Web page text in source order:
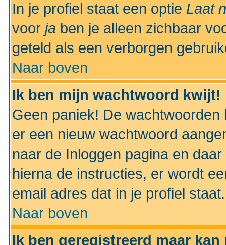
In je profiel staat een optie Laat
voor ja ben je alleen zichbaar
geteld als een verborgen
Naar boven
Ik ben mijn wachtwoord kwijt!
Geen paniek! De
er een nieuw wachtwoord
naar de Inloggen pagina en
hierna de instructies, er wordt
email adres dat in je profiel staat.
Naar boven
Ik ben geregistreerd maar